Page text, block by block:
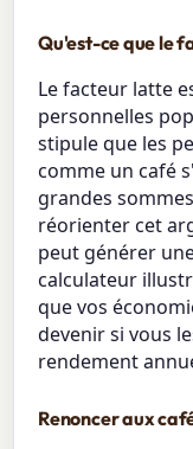
Qu'est-ce que le
Le facteur latte
personnelles
stipule que les
comme un café
grandes
réorienter cet
peut générer
calculateur
que vos
devenir si vous
rendement
Renoncer aux